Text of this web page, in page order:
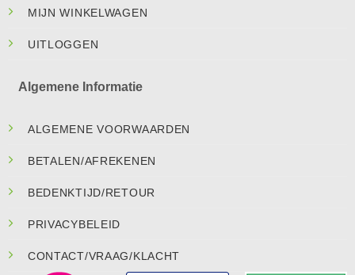
MIJN WINKELWAGEN
UITLOGGEN
Algemene Informatie
ALGEMENE VOORWAARDEN
BETALEN/AFREKENEN
BEDENKTIJD/RETOUR
PRIVACYBELEID
CONTACT/VRAAG/KLACHT